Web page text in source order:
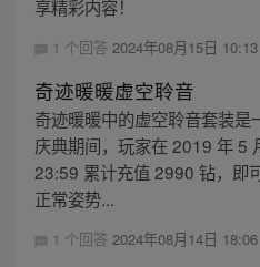
享精彩内容！
1 个回答 2024年08月15日 10:13
奇迹暖暖虚空聆音
奇迹暖暖中的虚空聆音套装
庆典期间，玩家在 2019 年 5
23:59 累计充值 2990 钻，即
正常姿势...
1 个回答 2024年08月14日 18:06